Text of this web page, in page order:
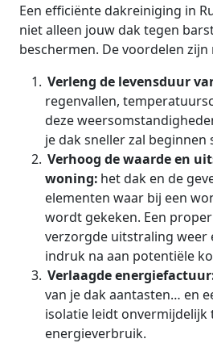
Een efficiënte dakreiniging in
niet alleen jouw dak tegen
beschermen. De voordelen
Verleng de levensduur
regenvallen,
deze
je dak sneller zal beginnen
Verhoog de waarde en
woning: het dak en de
elementen waar bij een
wordt gekeken. Een
verzorgde uitstraling weer
indruk na aan potentiële
Verlaagde
van je dak aantasten… en
isolatie leidt onvermijdelijk
energieverbruik.